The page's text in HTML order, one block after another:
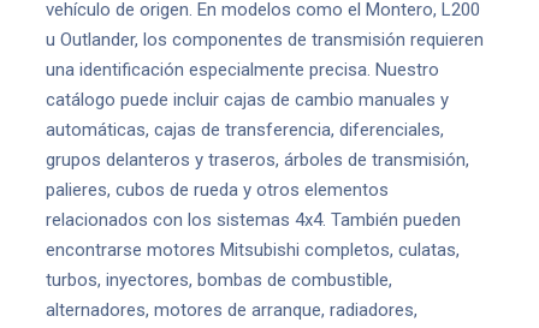
vehículo de origen. En modelos como el Montero, L200
u Outlander, los componentes de transmisión requieren
una identificación especialmente precisa. Nuestro
catálogo puede incluir cajas de cambio manuales y
automáticas, cajas de transferencia, diferenciales,
grupos delanteros y traseros, árboles de transmisión,
palieres, cubos de rueda y otros elementos
relacionados con los sistemas 4x4. También pueden
encontrarse motores Mitsubishi completos, culatas,
turbos, inyectores, bombas de combustible,
alternadores, motores de arranque, radiadores,